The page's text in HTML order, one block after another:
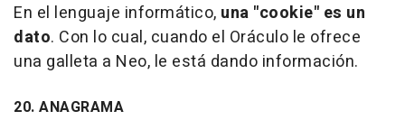
En el lenguaje informático, una "cookie" es un
dato. Con lo cual, cuando el Oráculo le ofrece
una galleta a Neo, le está dando información.
20. ANAGRAMA